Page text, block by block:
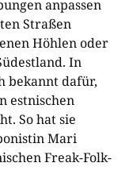
anpassen
Straßen
Höhlen oder
In
bekannt dafür,
estnischen
So hat sie
Mari
Freak-Folk-